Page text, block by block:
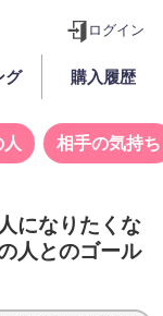
ログイン
グ 購入履歴
相手の気持ち
になりたくな
人とのゴール